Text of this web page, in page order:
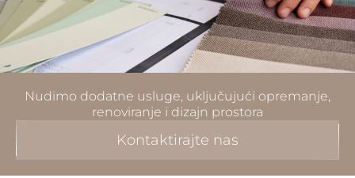
Nudimo dodatne usluge, uključujući opremanje,
renoviranje i dizajn prostora
Kontaktirajte nas